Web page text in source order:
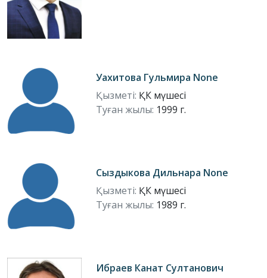
Уахитова Гульмира None
Қызметі: ҚК мүшесі
Туған жылы: 1999 г.
Сыздыкова Дильнара None
Қызметі: ҚК мүшесі
Туған жылы: 1989 г.
Ибраев Канат Султанович